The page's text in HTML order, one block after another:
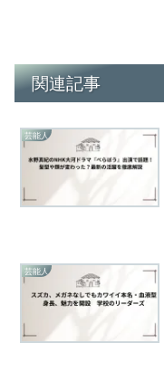
関連記事
芸能人
芸能人